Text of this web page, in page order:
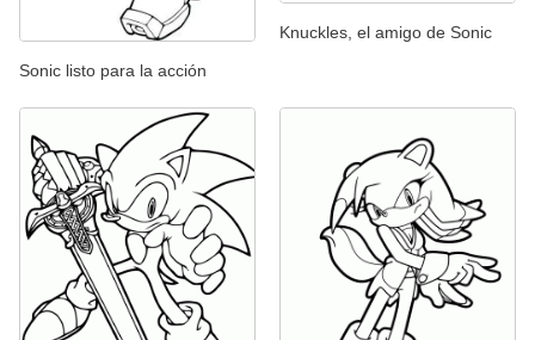
Sonic listo para la acción
Knuckles, el amigo de Sonic